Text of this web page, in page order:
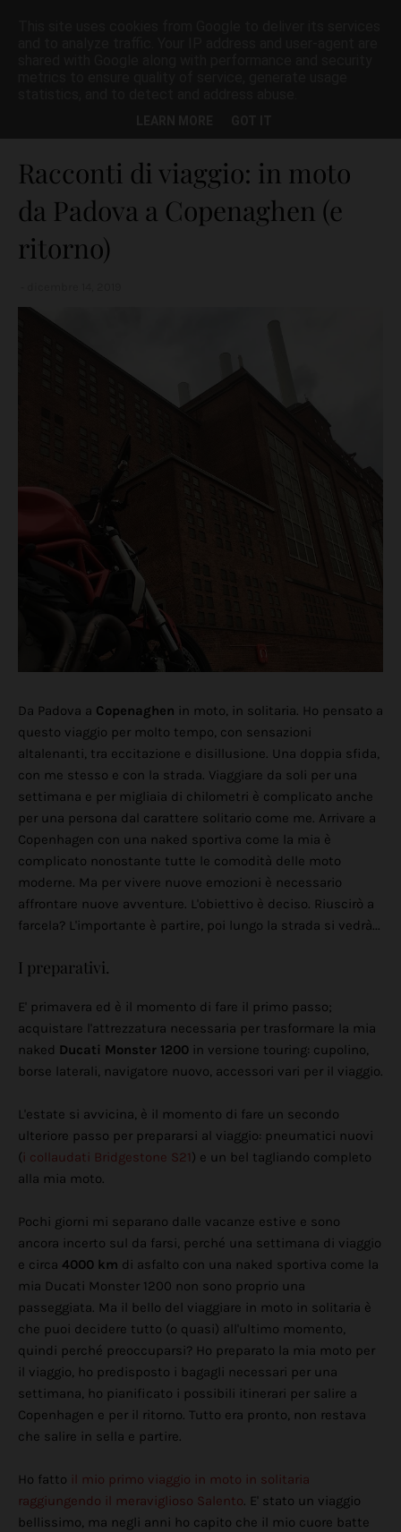
Racconti di viaggio: in moto
da Padova a Copenaghen (e
ritorno)
Da Padova a Copenaghen in moto, in solitaria. Ho pensato a
questo viaggio per molto tempo, con sensazioni
altalenanti, tra eccitazione e disillusione. Una doppia sfida,
con me stesso e con la strada. Viaggiare da soli per una
settimana e per migliaia di chilometri è complicato anche
per una persona dal carattere solitario come me. Arrivare a
Copenhagen con una naked sportiva come la mia è
complicato nonostante tutte le comodità delle moto
moderne. Ma per vivere nuove emozioni è necessario
affrontare nuove avventure. L'obiettivo è deciso. Riuscirò a
farcela? L'importante è partire, poi lungo la strada si vedrà...
I preparativi.
E' primavera ed è il momento di fare il primo passo;
acquistare l'attrezzatura necessaria per trasformare la mia
naked Ducati Monster 1200 in versione touring: cupolino,
borse laterali, navigatore nuovo, accessori vari per il viaggio.
L'estate si avvicina, è il momento di fare un secondo
ulteriore passo per prepararsi al viaggio: pneumatici nuovi
(i collaudati Bridgestone S21) e un bel tagliando completo
alla mia moto.
Pochi giorni mi separano dalle vacanze estive e sono
ancora incerto sul da farsi, perché una settimana di viaggio
e circa 4000 km di asfalto con una naked sportiva come la
mia Ducati Monster 1200 non sono proprio una
passeggiata. Ma il bello del viaggiare in moto in solitaria è
che puoi decidere tutto (o quasi) all'ultimo momento,
quindi perché preoccuparsi? Ho preparato la mia moto per
il viaggio, ho predisposto i bagagli necessari per una
settimana, ho pianificato i possibili itinerari per salire a
Copenhagen e per il ritorno. Tutto era pronto, non restava
che salire in sella e partire.
Ho fatto il mio primo viaggio in moto in solitaria
raggiungendo il meraviglioso Salento. E' stato un viaggio
bellissimo, ma negli anni ho capito che il mio cuore batte